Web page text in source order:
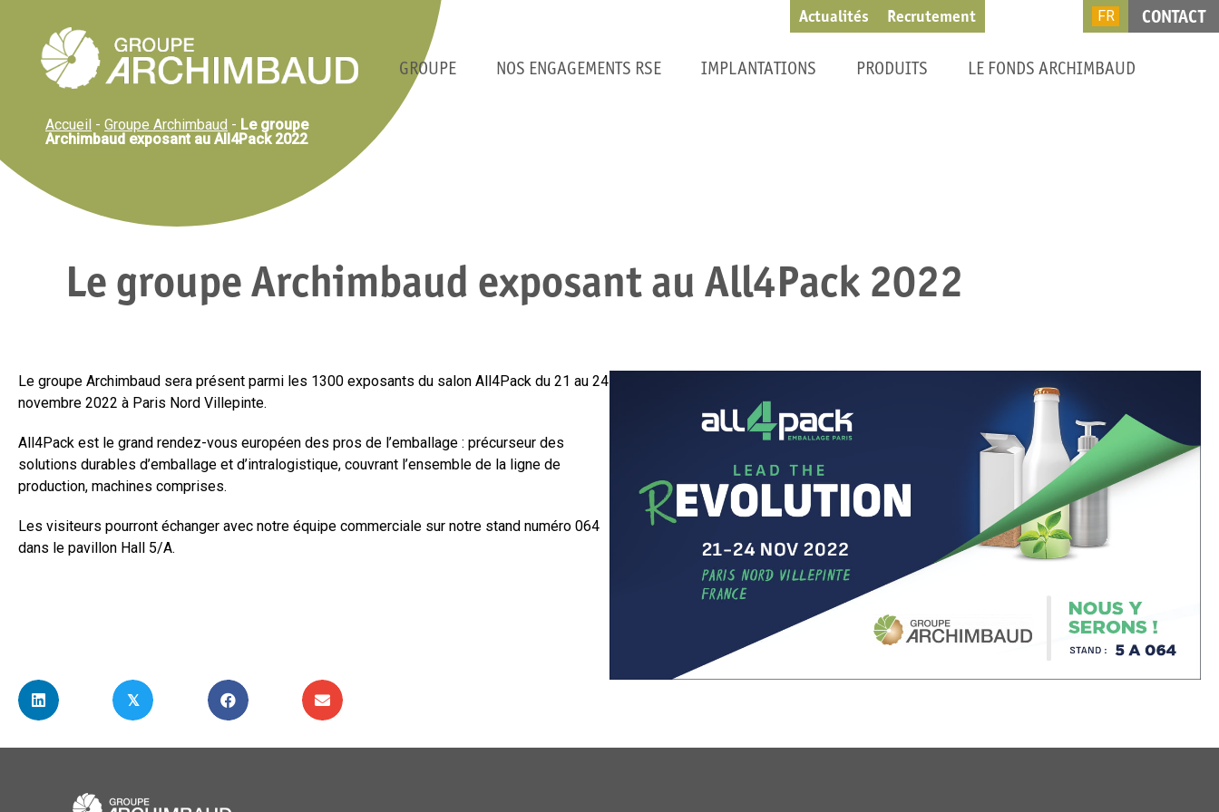
FR
GROUPE NOS ENGAGEMENTS RSE IMPLANTATIONS PRODUITS LE FONDS ARCHIMBAUD
Actualités Recrutement CONTACT
Accueil - Groupe Archimbaud - Le groupe
Archimbaud exposant au All4Pack 2022
Le groupe Archimbaud exposant au All4Pack 2022
Le groupe Archimbaud sera présent parmi les 1300 exposants du salon All4Pack du 21 au 24
novembre 2022 à Paris Nord Villepinte.
All4Pack est le grand rendez-vous européen des pros de l’emballage : précurseur des
solutions durables d’emballage et d’intralogistique, couvrant l’ensemble de la ligne de
production, machines comprises.
Les visiteurs pourront échanger avec notre équipe commerciale sur notre stand numéro 064
dans le pavillon Hall 5/A.
𝕏